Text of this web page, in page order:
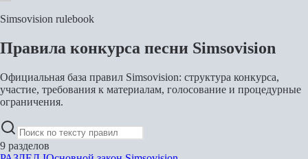
Simsovision rulebook
Правила конкурса песни Simsovision
Официальная база правил Simsovision: структура конкурса,
участие, требования к материалам, голосование и процедурные
ограничения.
9 разделов